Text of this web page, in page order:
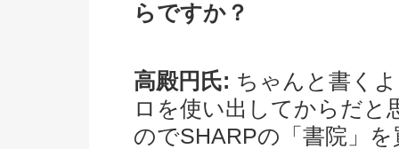
らですか？
高殿円氏: ちゃんと書く
ロを使い出してからだと
のでSHARPの「書院」